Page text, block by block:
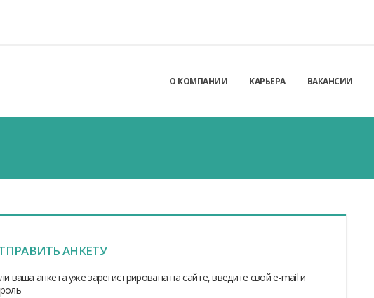
О КОМПАНИИ КАРЬЕРА ВАКАНСИИ
АНКЕТУ
ваша анкета уже зарегистрирована на сайте, введите свой e-mail и